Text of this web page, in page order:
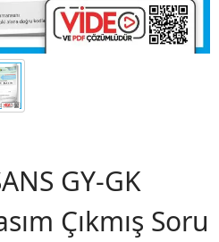
GY-GK
Çıkmış Soru